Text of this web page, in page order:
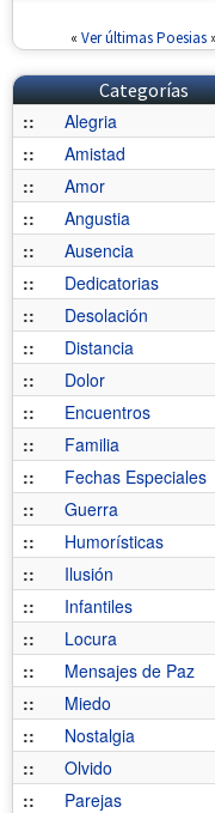
« Ver últimas Poesias»
Categorías
::
Alegria
::
Amistad
::
Amor
::
Angustia
::
Ausencia
::
Dedicatorias
::
Desolación
::
Distancia
::
Dolor
::
Encuentros
::
Familia
::
Fechas Especiales
::
Guerra
::
Humorísticas
::
Ilusión
::
Infantiles
::
Locura
::
Mensajes de Paz
::
Miedo
::
Nostalgia
::
Olvido
::
Parejas